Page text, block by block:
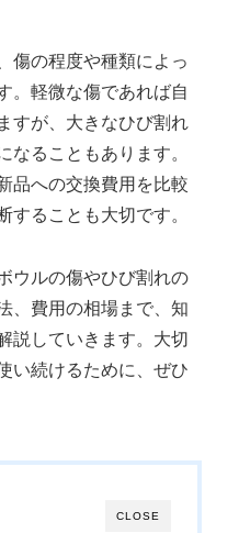
傷の程度や種類によっ
。軽微な傷であれば自
すが、大きなひび割れ
なることもあります。
品への交換費用を比較
することも大切です。
ウルの傷やひび割れの
、費用の相場まで、知
説していきます。大切
い続けるために、ぜひ
CLOSE